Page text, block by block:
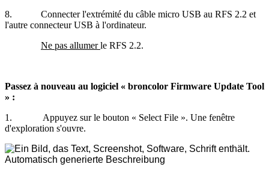
8. Connecter l'extrémité du câble micro USB au RFS 2.2 et
l'autre connecteur USB à l'ordinateur.
Ne pas allumer le RFS 2.2.
Passez à nouveau au logiciel « broncolor Firmware Update Tool
» :
1 . Appuyez sur le bouton « Select File ». Une fenêtre
d'exploration s'ouvre.